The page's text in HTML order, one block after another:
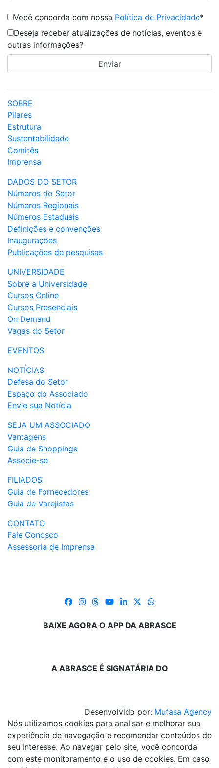
Você concorda com nossa Política de Privacidade*
Deseja receber atualizações de notícias, eventos e
outras informações?
SOBRE
Pilares
Estrutura
Sustentabilidade
Comitês
Imprensa
DADOS DO SETOR
Números do Setor
Números Regionais
Números Estaduais
Definições e convenções
Inaugurações
Publicações de pesquisas
UNIVERSIDADE
Sobre a Universidade
Cursos Online
Cursos Presenciais
On Demand
Vagas do Setor
EVENTOS
NOTÍCIAS
Defesa do Setor
Espaço do Associado
Envie sua Notícia
SEJA UM ASSOCIADO
Vantagens
Guia de Shoppings
Associe-se
FILIADOS
Guia de Fornecedores
Guia de Varejistas
CONTATO
Fale Conosco
Assessoria de Imprensa
BAIXE AGORA O APP DA ABRASCE
A ABRASCE É SIGNATÁRIA DO
Desenvolvido por: Mufasa Agency
Nós utilizamos cookies para analisar e melhorar sua
experiência de navegação e recomendar conteúdos de
seu interesse. Ao navegar pelo site, você concorda
com este monitoramento e o uso de cookies. Em caso